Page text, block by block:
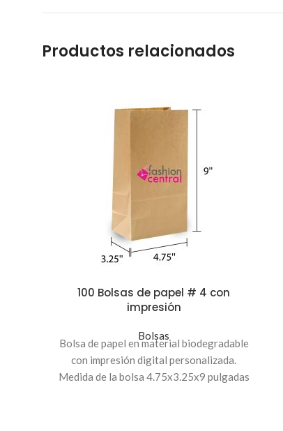
Productos relacionados
100 Bolsas de papel # 4 con
impresión
Bolsas
Bolsa de papel en material biodegradable
con impresión digital personalizada.
Medida de la bolsa 4.75x3.25x9 pulgadas